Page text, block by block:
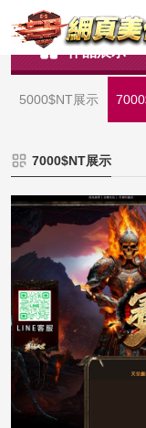
作品展示
5000$NT展示
7000$NT展示